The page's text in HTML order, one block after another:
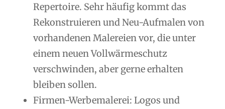
Repertoire. Sehr häufig kommt das
Rekonstruieren und Neu-Aufmalen von
vorhandenen Malereien vor, die unter
einem neuen Vollwärmeschutz
verschwinden, aber gerne erhalten
bleiben sollen.
Firmen-Werbemalerei: Logos und